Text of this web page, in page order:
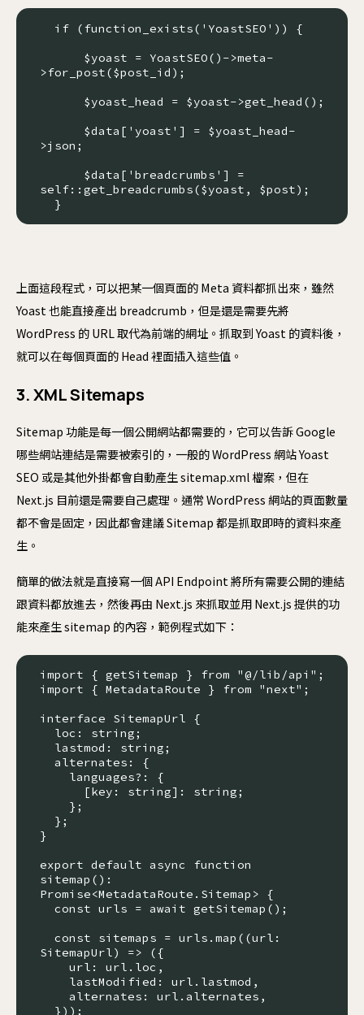
>for_post($post_id);
>json;
self::get_breadcrumbs($yoast, $post);
  }
上面這段程式，可以把某一個頁面的 Meta 資料都抓出來，雖然
Yoast 也能直接產出 breadcrumb，但是還是需要先將
WordPress 的 URL 取代為前端的網址。抓取到 Yoast 的資料後，
就可以在每個頁面的 Head 裡面插入這些值。
3. XML Sitemaps
Sitemap 功能是每一個公開網站都需要的，它可以告訴 Google
哪些網站連結是需要被索引的，一般的 WordPress 網站 Yoast
SEO 或是其他外掛都會自動產生 sitemap.xml 檔案，但在
Next.js 目前還是需要自己處理。通常 WordPress 網站的頁面數量
都不會是固定，因此都會建議 Sitemap 都是抓取即時的資料來產
生。
簡單的做法就是直接寫一個 API Endpoint 將所有需要公開的連結
跟資料都放進去，然後再由 Next.js 來抓取並用 Next.js 提供的功
能來產生 sitemap 的內容，範例程式如下：
import { getSitemap } from "@/lib/api";
import { MetadataRoute } from "next";
interface SitemapUrl {
}
export default async function
sitemap():
Promise<MetadataRoute.Sitemap> {
SitemapUrl) => ({